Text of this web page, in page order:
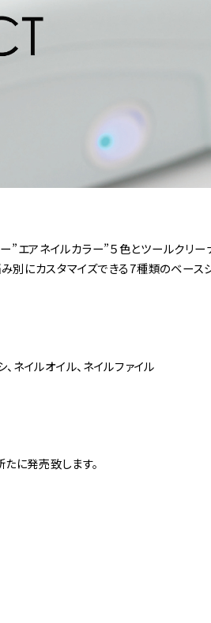
エアネイルカラー”５色とツールクリ
別にカスタマイズできる7種類のベー
ネイルオイル、ネイルファイル
に発売致します。